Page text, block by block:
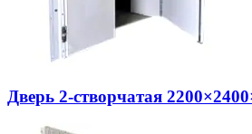
Дверь 2-створчатая